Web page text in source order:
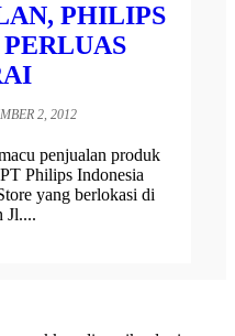
PHILIPS
2, 2012
penjualan produk
Philips Indonesia
yang berlokasi di
Jl....